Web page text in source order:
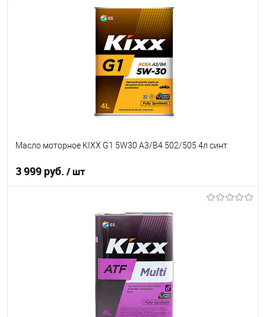
В наличии
Масло моторное KIXX G1 5W30 A3/B4 502/505 4л синт
3 999 руб. / шт
В наличии